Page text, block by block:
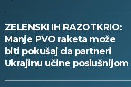
ZELENSKI IH RAZOTKRIO:
Manje PVO raketa može
biti pokušaj da partneri
Ukrajinu učine poslušnijom